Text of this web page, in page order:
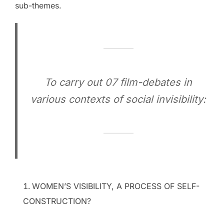
sub-themes.
To carry out 07 film-debates in
various contexts of social invisibility:
WOMEN’S VISIBILITY, A PROCESS OF SELF-
CONSTRUCTION?